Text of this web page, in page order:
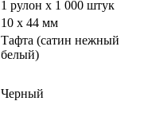
1 рулон х 1 000 штук
10 х 44 мм
Тафта (сатин нежный
белый)
Черный